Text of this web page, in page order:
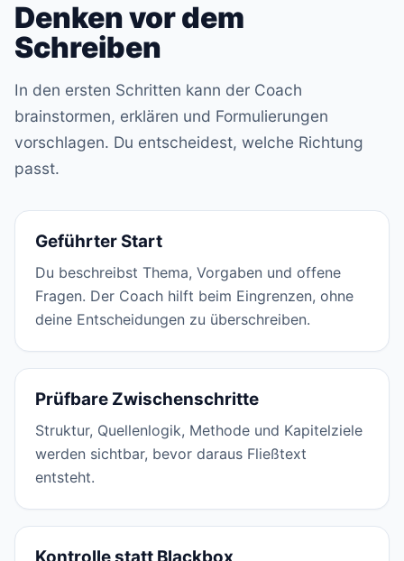
Denken vor dem
Schreiben
In den ersten Schritten kann der Coach
brainstormen, erklären und Formulierungen
vorschlagen. Du entscheidest, welche Richtung
passt.
Geführter Start
Du beschreibst Thema, Vorgaben und offene
Fragen. Der Coach hilft beim Eingrenzen, ohne
deine Entscheidungen zu überschreiben.
Prüfbare Zwischenschritte
Struktur, Quellenlogik, Methode und Kapitelziele
werden sichtbar, bevor daraus Fließtext
entsteht.
Kontrolle statt Blackbox